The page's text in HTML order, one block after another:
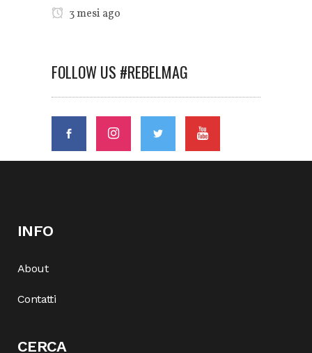
3 mesi ago
FOLLOW US #REBELMAG
INFO
About
Contatti
CERCA